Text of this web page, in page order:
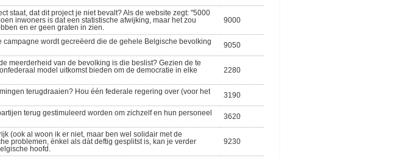
staat, dat dit project je niet bevalt? Als de website zegt: "5000
inwoners is dat een statistische afwijking, maar het zou
en er geen graten in zien.
9000
wordt gecreëerd die de gehele Belgische bevolking
9050
meerderheid van de bevolking is die beslist? Gezien de te
model uitkomst bieden om de democratie in elke
2280
terugdraaien? Hou één federale regering over (voor het
3190
terug gestimuleerd worden om zichzelf en hun personeel
3620
(ook al woon ik er niet, maar ben wel solidair met de
problemen, ènkel als dàt deftig gesplitst is, kan je verder
hoofd.
9230